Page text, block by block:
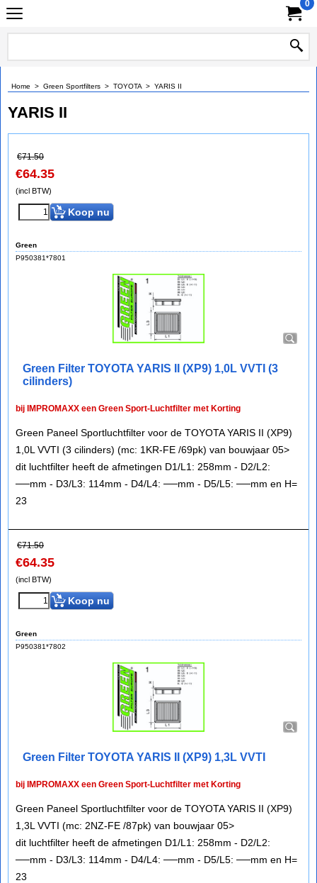
0
Home > Green Sportfilters > TOYOTA > YARIS II
YARIS II
€71.50
€64.35
(incl BTW)
Koop nu
Green
P950381*7801
Green Filter TOYOTA YARIS II (XP9) 1,0L VVTI (3
cilinders)
bij IMPROMAXX een Green Sport-Luchtfilter met Korting
Green Paneel Sportluchtfilter voor de TOYOTA YARIS II (XP9)
1,0L VVTI (3 cilinders) (mc: 1KR-FE /69pk) van bouwjaar 05>
dit luchtfilter heeft de afmetingen D1/L1: 258mm - D2/L2:
──mm - D3/L3: 114mm - D4/L4: ──mm - D5/L5: ──mm en H=
23
€71.50
€64.35
(incl BTW)
Koop nu
Green
P950381*7802
Green Filter TOYOTA YARIS II (XP9) 1,3L VVTI
bij IMPROMAXX een Green Sport-Luchtfilter met Korting
Green Paneel Sportluchtfilter voor de TOYOTA YARIS II (XP9)
1,3L VVTI (mc: 2NZ-FE /87pk) van bouwjaar 05>
dit luchtfilter heeft de afmetingen D1/L1: 258mm - D2/L2:
──mm - D3/L3: 114mm - D4/L4: ──mm - D5/L5: ──mm en H=
23